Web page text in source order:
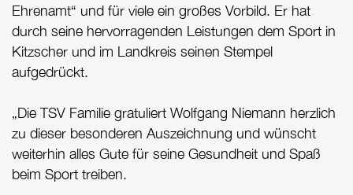
Ehrenamt“ und für viele ein großes Vorbild. Er hat
durch seine hervorragenden Leistungen dem Sport in
Kitzscher und im Landkreis seinen Stempel
aufgedrückt.
„Die TSV Familie gratuliert Wolfgang Niemann herzlich
zu dieser besonderen Auszeichnung und wünscht
weiterhin alles Gute für seine Gesundheit und Spaß
beim Sport treiben.